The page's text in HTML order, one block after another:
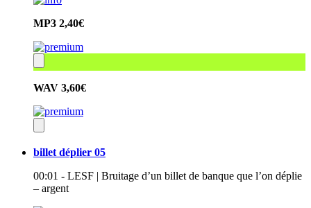
MP3 2,40€
WAV 3,60€
billet déplier 05
00:01 - LESF | Bruitage d’un billet de banque que l’on déplie
– argent